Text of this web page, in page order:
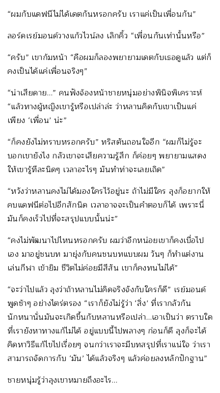
“ผมกับแดฟนีไม่ได้เดตกันหรอกครับ เราแค่เป็นเพื่อนกัน”
ลอร์ดเรย์มอนด์วางแก้วไวน์ลง เลิกคิ้ว “เพื่อนกันเท่านั้นหรือ”
“ครับ” เขาก้มหน้า “คือผมก็ลองพยายามเดตกับเธอดูแล้ว แต่ก็
คงเป็นได้แค่เพื่อนจริงๆ”
“น่าเสียดาย…” คนฟังจ้องหน้าชายหนุ่มอย่างพินิจพิเคราะห์
“แล้วทางผู้หญิงเขารู้หรือเปล่าล่ะ ว่าหลานคิดกับเขาเป็นแค่
เพียง ‘เพื่อน’ น่ะ”
“ก็คงยังไม่ทราบหรอกครับ” ทริสตันถอนใจอีก “ผมก็ไม่รู้จะ
บอกเขายังไง กลัวเขาจะเสียความรู้สึก ก็ค่อยๆ พยายามแสดง
ให้เขารู้ทีละนิดๆ เวลาอะไรๆ มันทำท่าจะเลยเถิด”
“หวังว่าหลานคงไม่ได้มองใครไว้อยู่นะ ถ้าไม่มีใคร ลุงก็อยากให้
คบแดฟนีต่อไปอีกสักนิด เวลาอาจจะเป็นคำตอบก็ได้ เพราะนี่
มันก็คงเร็วไปที่จะสรุปแบบนั้นน่ะ”
“คงไม่พัฒนาไปไหนหรอกครับ ผมว่าอีกหน่อยเขาก็คงเบื่อไป
เอง มาอยู่ชนบท มายุ่งกับคนชนบทแบบผม วันๆ ก็ทำแต่งาน
เล่นกีฬา เข้ายิม ชีวิตไม่ค่อยมีสีสัน เขาก็คงทนไม่ได้”
“จะว่าไปแล้ว ลุงว่าถ้าหลานไม่คิดจริงจังกับใครก็ดี” เรย์มอนด์
พูดช้าๆ อย่างไตร่ตรอง “เราก็ยังไม่รู้ว่า ‘สิ่ง’ ที่เรากลัวกัน
นักหนานั่นมันจะเกิดขึ้นกับหลานหรือเปล่า…เอาเป็นว่า ตราบใด
ที่เรายังหาทางแก้ไม่ได้ อยู่แบบนี้ไปพลางๆ ก่อนก็ดี ลุงก็จะได้
คิดหาวิธีแก้ไขไปเรื่อยๆ จนกว่าเราจะมีบทสรุปที่เราแน่ใจ ว่าเรา
สามารถจัดการกับ ‘มัน’ ได้แล้วจริงๆ แล้วค่อยลงหลักปักฐาน”
ชายหนุ่มรู้ว่าลุงเขาหมายถึงอะไร…